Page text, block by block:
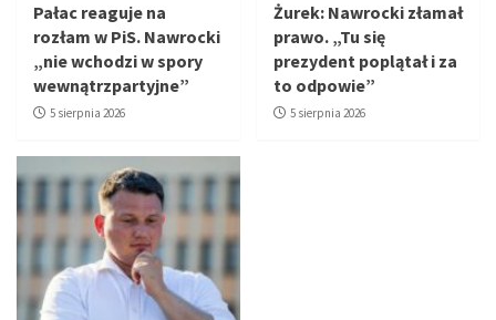
Pałac reaguje na
rozłam w PiS. Nawrocki
„nie wchodzi w spory
wewnątrzpartyjne”
5 sierpnia 2026
Żurek: Nawrocki złamał
prawo. „Tu się
prezydent poplątał i za
to odpowie”
5 sierpnia 2026